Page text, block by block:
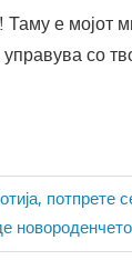
е мојот
со
потпрете